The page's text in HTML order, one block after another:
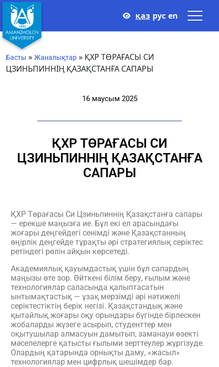
қаз рус en
Басты » Жаналықтар » ҚХР ТӨРАҒАСЫ СИ
ЦЗИНЬПИННІҢ ҚАЗАҚСТАНҒА САПАРЫ
16 маусым 2025
ҚХР ТӨРАҒАСЫ СИ
ЦЗИНЬПИННІҢ ҚАЗАҚСТАНҒА
САПАРЫ
ҚХР Төрағасы Си Цзиньпиннің Қазақстанға сапары
— ерекше маңызға ие. Бұл екі ел арасындағы
жоғары деңгейдегі сенімді және Қазақстанның
өңірлік деңгейде тұрақты әрі стратегиялық серіктес
ретіндегі рөлін айқын көрсетеді.
Академиялық қауымдастық үшін бұл сапардың
маңызы өте зор. Өйткені білім беру, ғылым және
технологиялар саласында қалыптасатын
ынтымақтастық — ұзақ мерзімді әрі нәтижелі
серіктестіктің берік негізі. Қазақстандық және
қытайлық жоғары оқу орындары бүгінде бірлескен
жобаларды жүзеге асырып, студенттер мен
оқытушылар алмасуын дамытып, заманауи өзекті
мәселелерге қатысты ғылыми зерттеулер жүргізуде.
Олардың қатарында орнықты даму, «жасыл»
технологиялар мен цифрлық шешімдер бар.